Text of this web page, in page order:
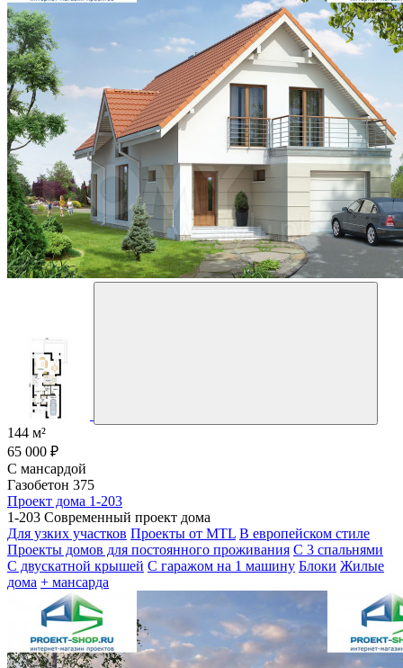
144 м²
65 000 ₽
С мансардой
Газобетон 375
Проект дома 1-203
1-203 Современный проект дома
Для узких участков Проекты от MTL В европейском стиле
Проекты домов для постоянного проживания С 3 спальнями
С двускатной крышей С гаражом на 1 машину Блоки Жилые
дома + мансарда